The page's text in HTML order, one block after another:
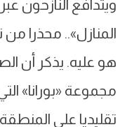
ويتدافع النازحون
المنازل».. محذرا
هو عليه. يذكر أن
مجموعة «بورانا»
تقليديا على